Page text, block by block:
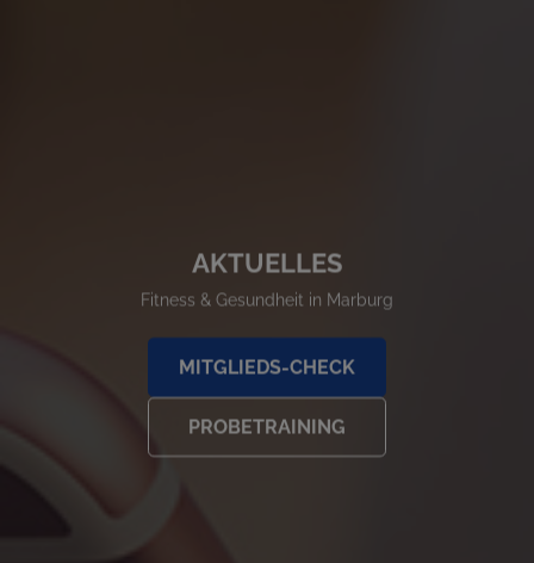
AKTUELLES
Fitness & Gesundheit in Marburg
MITGLIEDS-CHECK
PROBETRAINING